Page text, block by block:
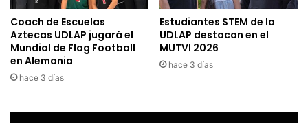
Coach de Escuelas
Aztecas UDLAP jugará el
Mundial de Flag Football
en Alemania
hace 3 días
Estudiantes STEM de la
UDLAP destacan en el
MUTVI 2026
hace 3 días